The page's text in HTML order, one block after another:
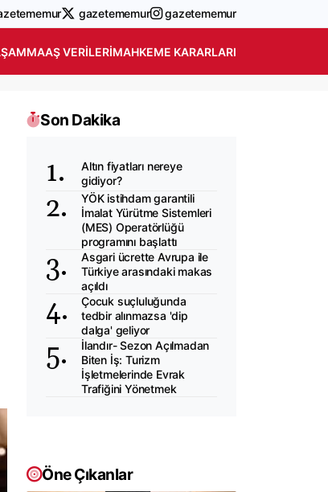
gazetememur gazetememur
MAAŞ VERILERIMAHKEME KARARLARI
Son Dakika
Altın fiyatları nereye
gidiyor?
YÖK istihdam garantili
İmalat Yürütme Sistemleri
(MES) Operatörlüğü
programını başlattı
Asgari ücrette Avrupa ile
Türkiye arasındaki makas
açıldı
Çocuk suçluluğunda
tedbir alınmazsa 'dip
dalga' geliyor
İlandır- Sezon Açılmadan
Biten İş: Turizm
İşletmelerinde Evrak
Trafiğini Yönetmek
Öne Çıkanlar